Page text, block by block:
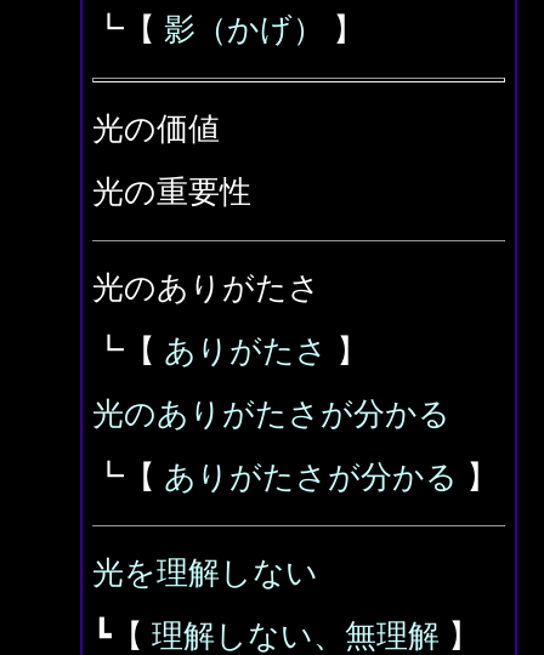
┗【 影（かげ） 】
光の価値
光の重要性
光のありがたさ
┗【 ありがたさ
】
光のありがたさが分かる
┗【 ありがたさが分かる 】
光を理解しない
┗【 理解しない、無理解 】